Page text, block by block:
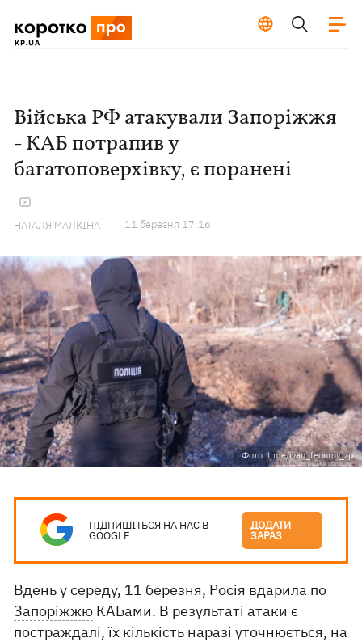
Війська РФ атакували Запоріжжя
- КАБ потрапив у
багатоповерхівку, є поранені
НАТАЛЯ МАЛКІНА 11 березня 17:16
Фото: t.me/ivan_fedorov_zp
ПІДПИШІТЬСЯ НА НАС В
GOOGLE
ДОДАТИ
ЗАРАЗ
Вдень у середу, 11 березня, Росія вдарила по
Запоріжжю КАБами. В результаті атаки є
постраждалі, їх кількість наразі уточнюється, на